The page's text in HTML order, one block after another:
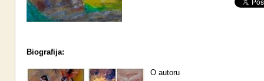
Biografija:
O autoru